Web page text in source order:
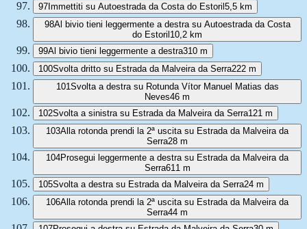
97Immettiti su Autoestrada da Costa do Estoril5,5 km
98Al bivio tieni leggermente a destra su Autoestrada da Costa
do Estoril10,2 km
99Al bivio tieni leggermente a destra310 m
100Svolta dritto su Estrada da Malveira da Serra222 m
101Svolta a destra su Rotunda Vítor Manuel Matias das
Neves46 m
102Svolta a sinistra su Estrada da Malveira da Serra121 m
103Alla rotonda prendi la 2ª uscita su Estrada da Malveira da
Serra28 m
104Prosegui leggermente a destra su Estrada da Malveira da
Serra611 m
105Svolta a destra su Estrada da Malveira da Serra24 m
106Alla rotonda prendi la 2ª uscita su Estrada da Malveira da
Serra44 m